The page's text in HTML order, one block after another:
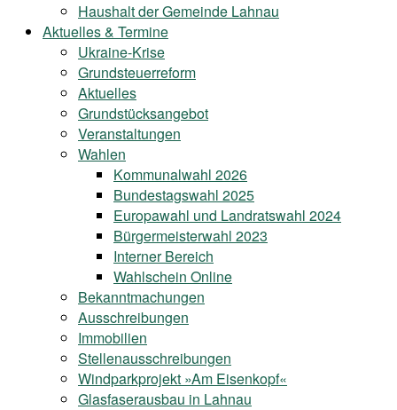
Haushalt der Gemeinde Lahnau
Aktuelles & Termine
Ukraine-Krise
Grundsteuerreform
Aktuelles
Grundstücksangebot
Veranstaltungen
Wahlen
Kommunalwahl 2026
Bundestagswahl 2025
Europawahl und Landratswahl 2024
Bürgermeisterwahl 2023
Interner Bereich
Wahlschein Online
Bekanntmachungen
Ausschreibungen
Immobilien
Stellenausschreibungen
Windparkprojekt »Am Eisenkopf«
Glasfaserausbau in Lahnau